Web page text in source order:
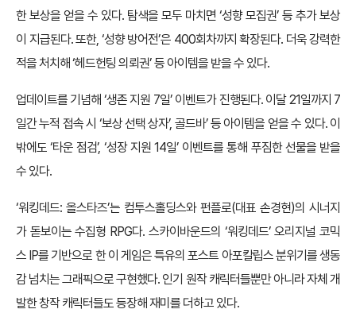
한 보상을 얻을 수 있다. 탐색을 모두 마치면 ‘성향 모집권’ 등 추가 보상
이 지급된다. 또한, ‘성향 방어전’은 400회차까지 확장된다. 더욱 강력한
적을 처치해 ‘헤드헌팅 의뢰권’ 등 아이템을 받을 수 있다.
업데이트를 기념해 ‘생존 지원 7일’ 이벤트가 진행된다. 이달 21일까지 7
일간 누적 접속 시 ‘보상 선택 상자’, 골드바’ 등 아이템을 얻을 수 있다. 이
밖에도 ‘타운 점검’, ‘성장 지원 14일’ 이벤트를 통해 푸짐한 선물을 받을
수 있다.
‘워킹데드: 올스타즈’는 컴투스홀딩스와 펀플로(대표 손경현)의 시너지
가 돋보이는 수집형 RPG다. 스카이바운드의 ‘워킹데드’ 오리지널 코믹
스 IP를 기반으로 한 이 게임은 특유의 포스트 아포칼립스 분위기를 생동
감 넘치는 그래픽으로 구현했다. 인기 원작 캐릭터들뿐만 아니라 자체 개
발한 창작 캐릭터들도 등장해 재미를 더하고 있다.